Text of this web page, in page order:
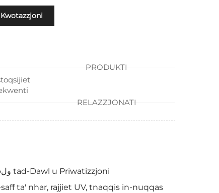
PRODUKTI
RELAZZJONATI
Honeymoon Hot Sell Kurtenijiet Blackout - Soluzzjoni ta' Kонтрول tad-Dawl u Priwatizzjoni
ta' nhar, rajjiet UV, tnaqqis in-nuqqas